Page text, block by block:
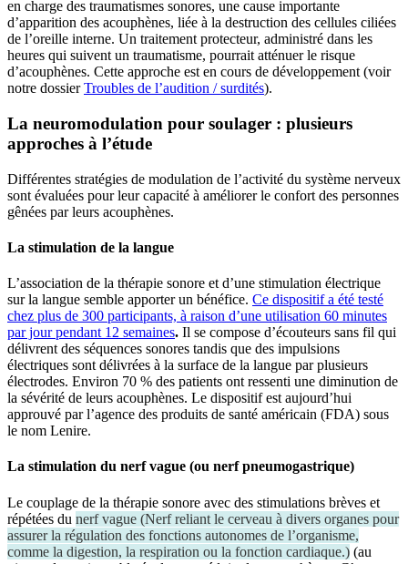
en charge des traumatismes sonores, une cause importante
d’apparition des acouphènes, liée à la destruction des cellules ciliées
de l’oreille interne. Un traitement protecteur, administré dans les
heures qui suivent un traumatisme, pourrait atténuer le risque
d’acouphènes. Cette approche est en cours de développement (voir
notre dossierTroubles de l’audition / surdités).
La neuromodulation pour soulager : plusieurs
approches à l’étude
Différentes stratégies de modulation de l’activité du système nerveux
sont évaluées pour leur capacité à améliorer le confort des personnes
gênées par leurs acouphènes.
La stimulation de la langue
L’association de la thérapie sonore et d’une stimulation électrique
sur la langue semble apporter un bénéfice. Ce dispositif a été testé
chez plus de 300 participants, à raison d’une utilisation 60 minutes
par jour pendant 12 semaines. Il se compose d’écouteurs sans fil qui
délivrent des séquences sonores tandis que des impulsions
électriques sont délivrées à la surface de la langue par plusieurs
électrodes. Environ 70 % des patients ont ressenti une diminution de
la sévérité de leurs acouphènes. Le dispositif est aujourd’hui
approuvé par l’agence des produits de santé américain (FDA) sous
le nom Lenire.
La stimulation du nerf vague (ou nerf pneumogastrique)
Le couplage de la thérapie sonore avec des stimulations brèves et
répétées du nerf vague (Nerf reliant le cerveau à divers organes pour
assurer la régulation des fonctions autonomes de l’organisme,
comme la digestion, la respiration ou la fonction cardiaque.) (au